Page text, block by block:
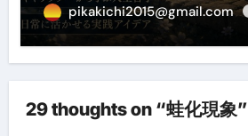
pikakichi2015@gmail.com
29 thoughts on “蛙化現象”